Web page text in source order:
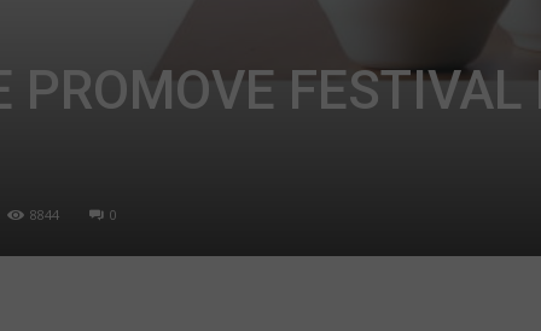
PROMOVE FESTIVAL
8844 0